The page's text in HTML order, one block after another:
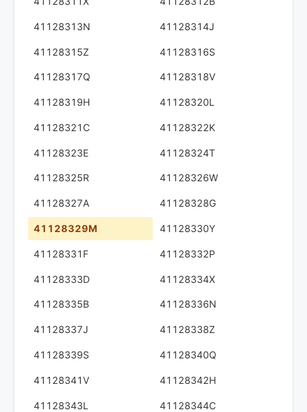
41128313N 41128314J
41128315Z 41128316S
41128317Q 41128318V
41128319H 41128320L
41128321C 41128322K
41128323E 41128324T
41128325R 41128326W
41128327A 41128328G
41128329M 41128330Y
41128331F 41128332P
41128333D 41128334X
41128335B 41128336N
41128337J 41128338Z
41128339S 41128340Q
41128341V 41128342H
41128343L 41128344C